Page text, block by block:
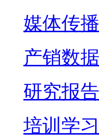
媒体传播
产销数据
研究报告
培训学习